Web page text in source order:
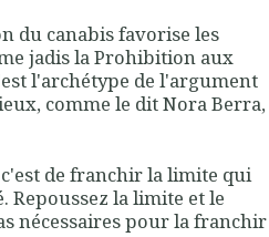
du canabis favorise les
jadis la Prohibition aux
l'archétype de l'argument
comme le dit Nora Berra,
de franchir la limite qui
Repoussez la limite et le
nécessaires pour la franchir